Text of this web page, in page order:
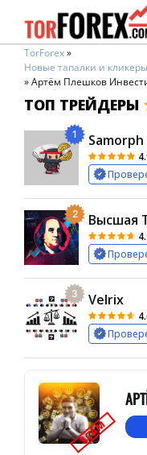
TorForex»
Новые тапалки и
»Артём Плешков
ТОП ТРЕЙДЕРЫ
1 Samorph
2 Высшая
3 Velrix
SCAM